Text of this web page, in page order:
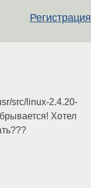
Регистрация
src/linux-2.4.20-
Хотел